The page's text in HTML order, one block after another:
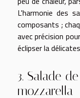
L'harmonie des
composants ;
avec précision
éclipser la
3. Salade
mozzarella